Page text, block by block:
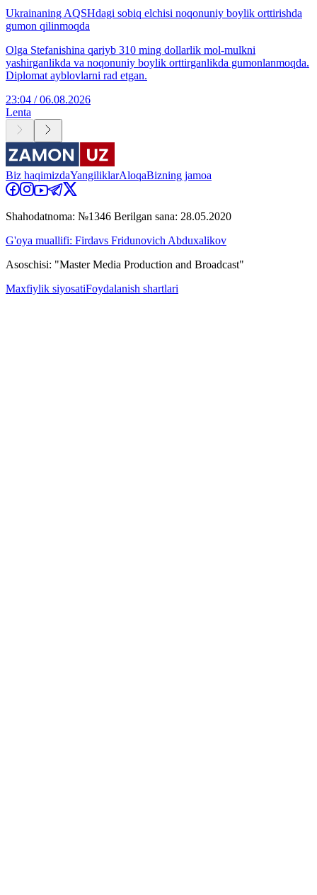
Ukrainaning AQSHdagi sobiq elchisi noqonuniy boylik orttirishda
gumon qilinmoqda
Olga Stefanishina qariyb 310 ming dollarlik mol-mulkni
yashirganlikda va noqonuniy boylik orttirganlikda gumonlanmoqda.
Diplomat ayblovlarni rad etgan.
23:04 / 06.08.2026
Lenta
Biz haqimizdaYangiliklarAloqaBizning jamoa
Shahodatnoma: №1346 Berilgan sana: 28.05.2020
G'oya muallifi: Firdavs Fridunovich Abduxalikov
Asoschisi: "Master Media Production and Broadcast"
Maxfiylik siyosatiFoydalanish shartlari